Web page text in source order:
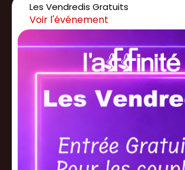
Les Vendredis Gratuits